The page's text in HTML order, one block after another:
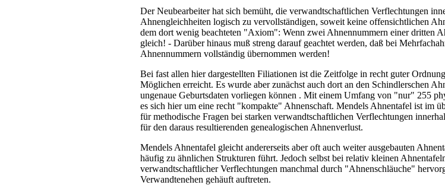
Der Neubearbeiter hat sich bemüht, die verwandtschaftlichen Verflechtungen
Ahnengleichheiten logisch zu vervollständigen, soweit keine offensichtlichen
dem dort wenig beachteten "Axiom": Wenn zwei Ahnennummern einer dritten
gleich! - Darüber hinaus muß streng darauf geachtet werden, daß bei
Ahnennummern vollständig übernommen werden!
Bei fast allen hier dargestellten Filiationen ist die Zeitfolge in recht guter
Möglichen erreicht. Es wurde aber zunächst auch dort an den Schindlerschen
ungenaue Geburtsdaten vorliegen können . Mit einem Umfang von "nur" 255
es sich hier um eine recht "kompakte" Ahnenschaft. Mendels Ahnentafel ist im
für methodische Fragen bei starken verwandtschaftlichen Verflechtungen
für den daraus resultierenden genealogischen Ahnenverlust.
Mendels Ahnentafel gleicht andererseits aber oft auch weiter ausgebauten
häufig zu ähnlichen Strukturen führt. Jedoch selbst bei relativ kleinen
verwandtschaftlicher Verflechtungen manchmal durch "Ahnenschläuche"
Verwandtenehen gehäuft auftreten.